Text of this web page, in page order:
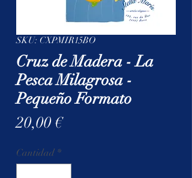
SKU: CXPMIR15BO
Cruz de Madera - La
Pesca Milagrosa -
Pequeño Formato
20,00 €Precio
Cantidad *